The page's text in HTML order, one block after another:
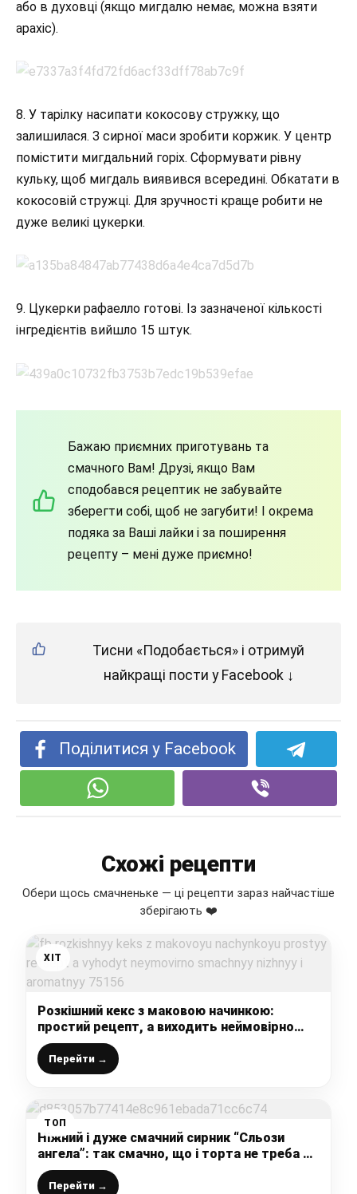
або в духовці (якщо мигдалю немає, можна взяти
арахіс).
8. У тарілку насипати кокосову стружку, що
залишилася. З сирної маси зробити коржик. У центр
помістити мигдальний горіх. Сформувати рівну
кульку, щоб мигдаль виявився всередині. Обкатати в
кокосовій стружці. Для зручності краще робити не
дуже великі цукерки.
9. Цукерки рафаелло готові. Із зазначеної кількості
інгредієнтів вийшло 15 штук.
Бажаю приємних приготувань та
смачного Вам! Друзі, якщо Вам
сподобався рецептик не забувайте
зберегти собі, щоб не загубити! І окрема
подяка за Ваші лайки і за поширення
рецепту – мені дуже приємно!
Тисни «Подобається» і отримуй
найкращі пости у Facebook ↓
Поділитися у Facebook
Схожі рецепти
Обери щось смачненьке — ці рецепти зараз найчастіше
зберігають ❤️
ХІТ
Розкішний кекс з маковою начинкою:
простий рецепт, а виходить неймовірно
смачний, ніжний і ароматний
Перейти →
ТОП
Ніжний і дуже смачний сирник “Сльози
ангела”: так смачно, що і торта не треба –
цей рецепт повинен бути у кожної
господиньки
Перейти →